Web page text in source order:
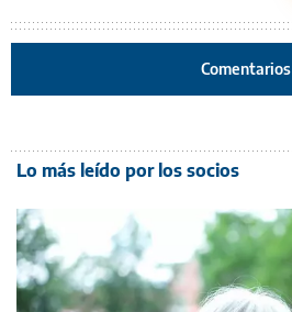
Comentarios
Lo más leído por los socios